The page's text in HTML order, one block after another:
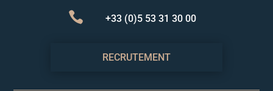
 +33 (0)5 53 31 30 00
RECRUTEMENT